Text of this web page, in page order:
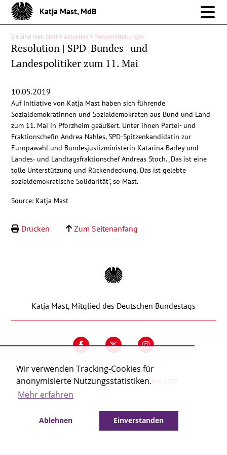
Wir verwenden Tracking-Cookies für
anonymisierte Nutzungsstatistiken.
Mehr erfahren
Ablehnen Einverstanden
Katja Mast, MdB
Meine Arbeit im Bund
Meine Arbeit vor Ort
Über mich
Aktuelles
Pressemitteilungen
Reden
Sie sind hier: Start > Aktuelles > Pressemitteilungen
Resolution | SPD-Bundes- und
Landespolitiker zum 11. Mai
10.05.2019
Auf Initiative von Katja Mast haben sich führende
Sozialdemokratinnen und Sozialdemokraten aus Bund und Land
zum 11. Mai in Pforzheim geäußert. Unter ihnen Partei- und
Fraktionschefin Andrea Nahles, SPD-Spitzenkandidatin zur
Europawahl und Bundesjustizministerin Katarina Barley und
Landes- und Landtagsfraktionschef Andreas Stoch. „Das ist eine
tolle Unterstützung und Rückendeckung. Das ist gelebte
sozialdemokratische Solidarität", so Mast.
Source: Katja Mast
Drucken Zum Seitenanfang
Katja Mast, Mitglied des Deutschen Bundestags
KONTAKT IMPRESSUM DATENSCHUTZ